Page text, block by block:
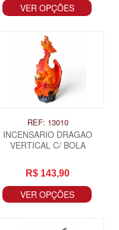
VER OPÇÕES
REF: 13010
INCENSARIO DRAGAO
VERTICAL C/ BOLA
R$ 143,90
VER OPÇÕES